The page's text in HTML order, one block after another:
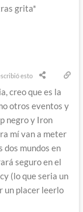
grita*
esto
creo que es la
otros eventos y
negro y Iron
mí van a meter
dos mundos en
seguro en el
(lo que seria un
un placer leerlo